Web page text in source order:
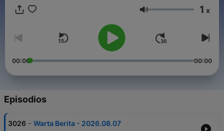
Volumen 1 x
00:00 00:00
Episodios
3026 - Warta Berita - 2026.08.07